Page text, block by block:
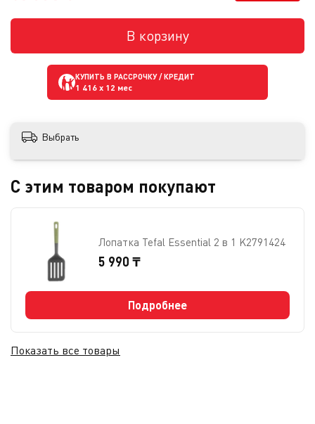
В корзину
КУПИТЬ В РАССРОЧКУ / КРЕДИТ
1 416 x 12 мес
Выбрать
С этим товаром покупают
Лопатка Tefal Essential 2 в 1 K2791424
5 990 ₸
Подробнее
Показать все товары